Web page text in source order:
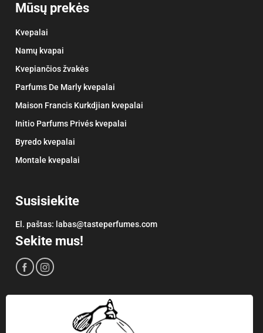
Mūsų prekės
Kvepalai
Namų kvapai
Kvepiančios žvakės
Parfums De Marly kvepalai
Maison Francis Kurkdjian kvepalai
Initio Parfums Privés kvepalai
Byredo kvepalai
Montale kvepalai
Susisiekite
El. paštas: labas@tasteperfumes.com
Sekite mus!